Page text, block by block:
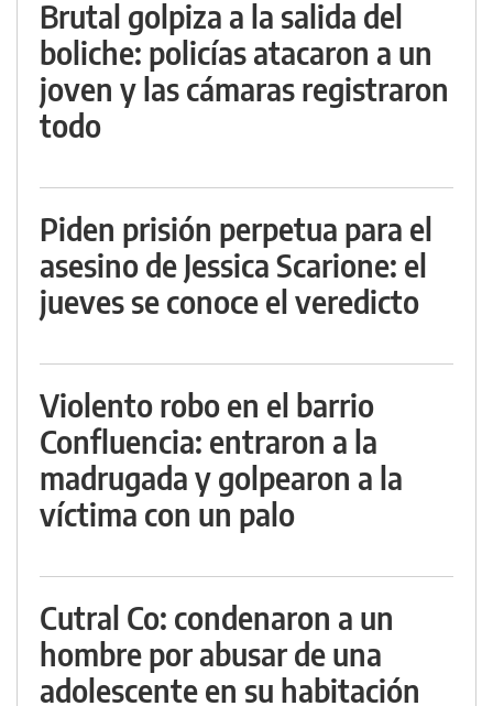
Brutal golpiza a la salida del
boliche: policías atacaron a un
joven y las cámaras registraron
todo
Piden prisión perpetua para el
asesino de Jessica Scarione: el
jueves se conoce el veredicto
Violento robo en el barrio
Confluencia: entraron a la
madrugada y golpearon a la
víctima con un palo
Cutral Co: condenaron a un
hombre por abusar de una
adolescente en su habitación